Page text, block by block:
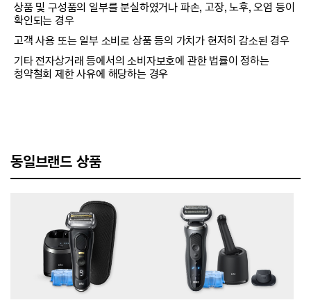
상품 및 구성품의 일부를 분실하였거나 파손, 고장, 노후, 오염 등이
확인되는 경우
고객 사용 또는 일부 소비로 상품 등의 가치가 현저히 감소된 경우
기타 전자상거래 등에서의 소비자보호에 관한 법률이 정하는
청약철회 제한 사유에 해당하는 경우
동일브랜드 상품